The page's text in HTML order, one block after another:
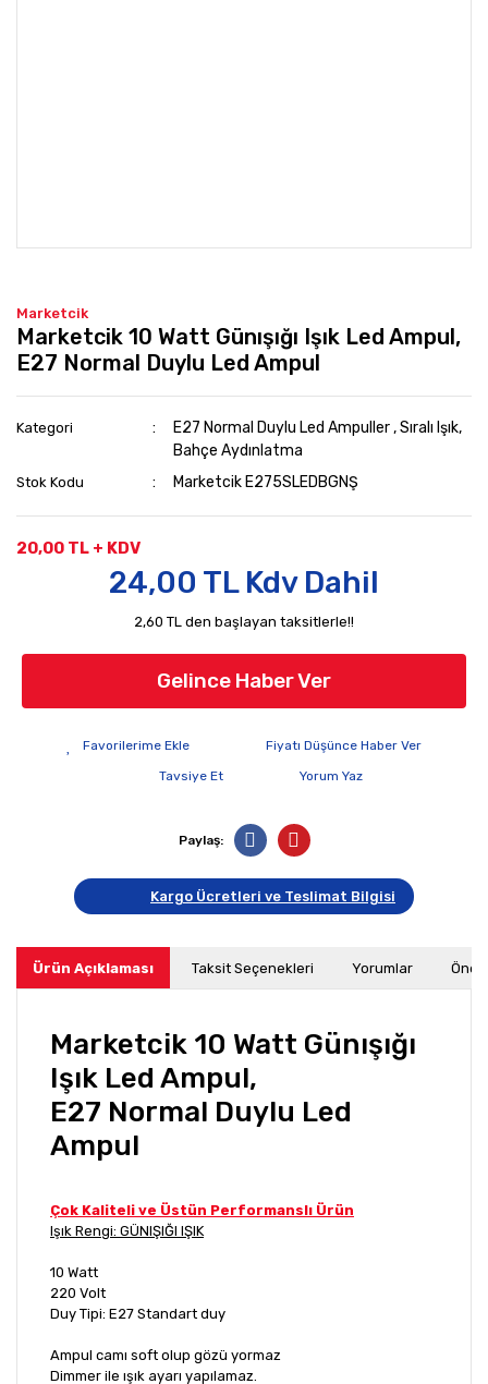
Marketcik
Marketcik 10 Watt Günışığı Işık Led Ampul,
E27 Normal Duylu Led Ampul
Kategori E27 Normal Duylu Led Ampuller,Sıralı Işık,
Bahçe Aydınlatma
Stok Kodu Marketcik E275SLEDBGNŞ
20,00 TL + KDV
24,00 TL Kdv Dahil
2,60 TL den başlayan taksitlerle!!
Gelince Haber Ver
Fiyatı Düşünce Haber Ver
Tavsiye Et
Yorum Yaz
Paylaş:
Kargo Ücretleri ve Teslimat Bilgisi
Ürün Açıklaması Taksit Seçenekleri Yorumlar
Marketcik 10 Watt Günışığı
Işık Led Ampul,
E27 Normal Duylu Led
Ampul
Çok Kaliteli ve Üstün Performanslı Ürün
Işık Rengi: GÜNIŞIĞI IŞIK
10 Watt
220 Volt
Duy Tipi: E27 Standart duy
Ampul camı soft olup gözü yormaz
Dimmer ile ışık ayarı yapılamaz.